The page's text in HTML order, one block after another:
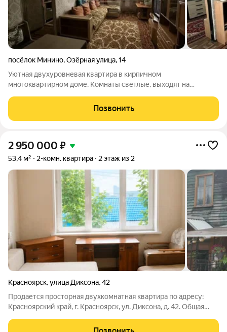
посёлок Минино,Озёрная улица,14
Уютная двухуровневая квартира в кирпичном
многоквартирном доме. Комнаты светлые, выходят на
вода холодная установлен титан. Внутри постройки: своя баня
и подвал для хранения заготовок. Снаружи
Позвонить
2 950 000 ₽
53,4 м² 2-комн. квартира 2 этаж из 2
Красноярск,улица Диксона,42
Продается просторная двухкомнатная квартира по адресу:
Красноярский край, г. Красноярск, ул. Диксона, д. 42. Общая
просторная кухня позволяют реализовать любые